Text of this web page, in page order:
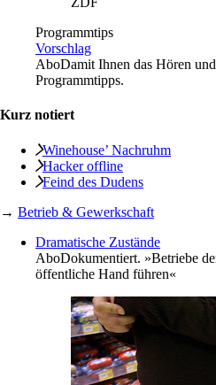
Programmtips
Vorschlag
AboDamit Ihnen das Hören
Programmtipps.
Kurz notiert
Winehouse’ Nachruhm
Hacker offline
Feind des Dudens
→ Betrieb & Gewerkschaft
Dramatische Zustände
AboDokumentiert. »Betriebe
öffentliche Hand führen«